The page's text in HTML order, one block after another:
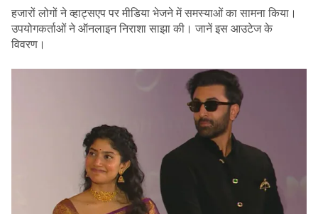
हजारों लोगों ने व्हाट्सएप पर मीडिया भेजने में समस्याओं का सामना किया।
उपयोगकर्ताओं ने ऑनलाइन निराशा साझा की। जानें इस आउटेज के
विवरण।